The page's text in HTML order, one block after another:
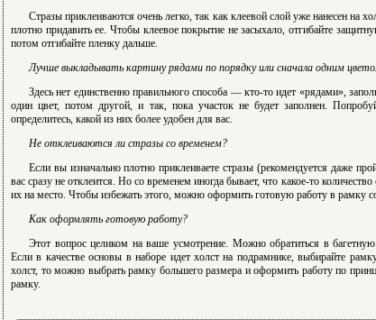
Стразы приклеиваются очень легко, так как клеевой слой уже нанесен на
плотно придавить ее. Чтобы клеевое покрытие не засыхало, отгибайте
потом отгибайте пленку дальше.
Лучше выкладывать картину рядами по порядку или сначала одним
Здесь нет единственно правильного способа — кто-то идет «рядами»,
один цвет, потом другой, и так, пока участок не будет заполнен.
определитесь, какой из них более удобен для вас.
Не отклеиваются ли стразы со временем?
Если вы изначально плотно приклеиваете стразы (рекомендуется даже
вас сразу не отклеится. Но со временем иногда бывает, что какое-то
их на место. Чтобы избежать этого, можно оформить готовую работу в рамку
Как оформлять готовую работу?
Этот вопрос целиком на ваше усмотрение. Можно обратиться в
Если в качестве основы в наборе идет холст на подрамнике, выбирайте
холст, то можно выбрать рамку большего размера и оформить работу по
рамку.